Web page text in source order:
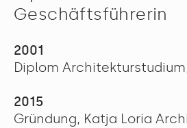
Geschäftsführerin
2001
Diplom
2015
Gründung, Katja Loria